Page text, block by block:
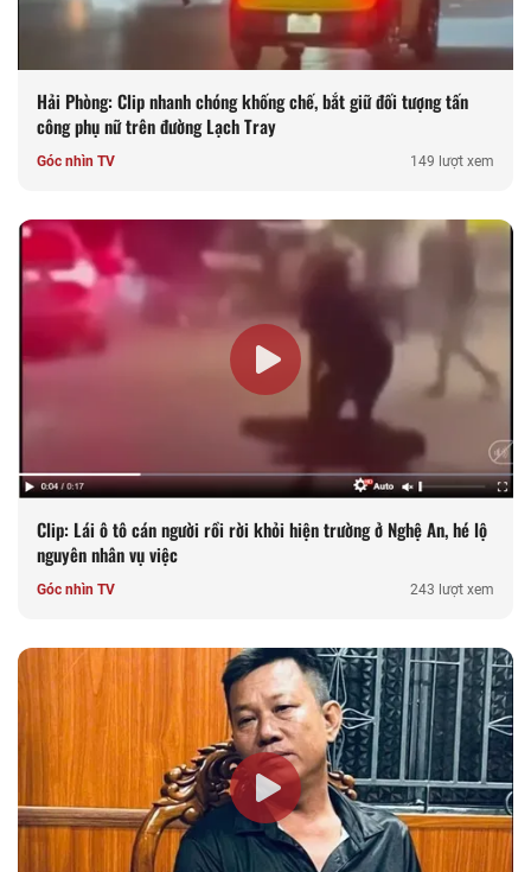
Hải Phòng: Clip nhanh chóng khống chế, bắt giữ đối tượng tấn
công phụ nữ trên đường Lạch Tray
Góc nhìn TV 149 lượt xem
Clip: Lái ô tô cán người rồi rời khỏi hiện trường ở Nghệ An, hé lộ
nguyên nhân vụ việc
Góc nhìn TV 243 lượt xem